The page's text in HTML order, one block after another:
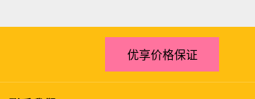
优享价格保证